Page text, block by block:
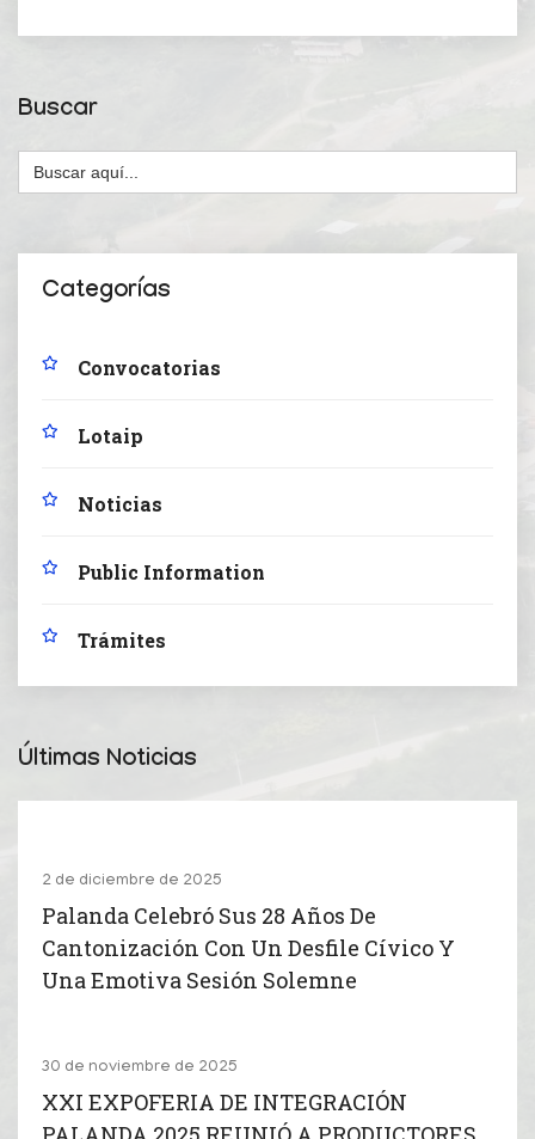
Buscar
Buscar:
Categorías
Convocatorias
Lotaip
Noticias
Public Information
Trámites
Últimas Noticias
2 de diciembre de 2025
Palanda Celebró Sus 28 Años De
Cantonización Con Un Desfile Cívico Y
Una Emotiva Sesión Solemne
30 de noviembre de 2025
XXI EXPOFERIA DE INTEGRACIÓN